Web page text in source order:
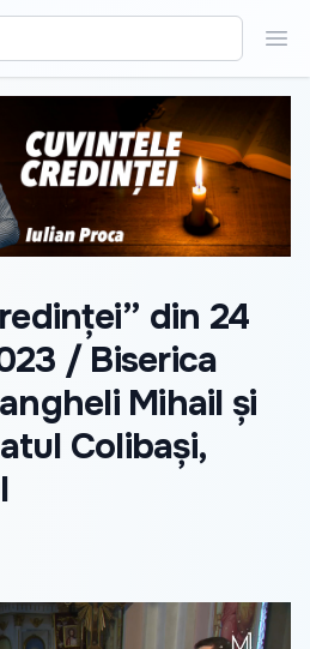
din 24
/ Biserica
Mihail și
Colibași,